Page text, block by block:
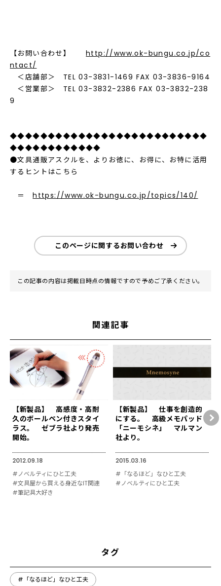
【お問い合わせ】 http://www.ok-bungu.co.jp/co
ntact/
＜店舗部＞ TEL 03-3831-1469 FAX 03-3836-9164
＜営業部＞ TEL 03-3832-2386 FAX 03-3832-238
9
◆◆◆◆◆◆◆◆◆◆◆◆◆◆◆◆◆◆◆◆◆◆◆◆◆◆
◆◆◆◆◆◆◆◆◆◆◆◆
●文具通販アスクルを、よりお徳に、お得に、お特に活用
するヒントはこちら
＝https://www.ok-bungu.co.jp/topics/140/
このページに関するお問い合わせ
この記事の内容は掲載日時点の情報ですので予めご了承ください。
関連記事
【新製品】 高感度・高耐
久のボールペン付きスタイ
ラス。 ゼブラ社より発売
開始。
2012.09.18
#ノベルティにひと工夫
#文具屋から買える身近なIT関連
#筆記具大好き
【新製品】 仕事を創造的
にする。 高級メモパッド
「ニーモシネ」 マルマン
社より。
2015.03.16
#「なるほど」なひと工夫
#ノベルティにひと工夫
タグ
#「なるほど」なひと工夫